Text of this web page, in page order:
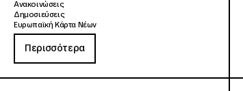
Ανακοινώσεις
Δημοσιεύσεις
Ευρωπαϊκή Κάρτα Νέων
Περισσότερα